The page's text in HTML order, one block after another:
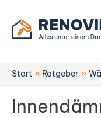
Inhalt
springen
Start Ratgeber